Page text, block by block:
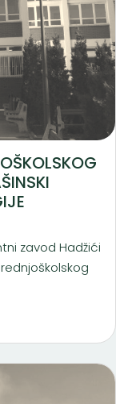
zavod Hadžići